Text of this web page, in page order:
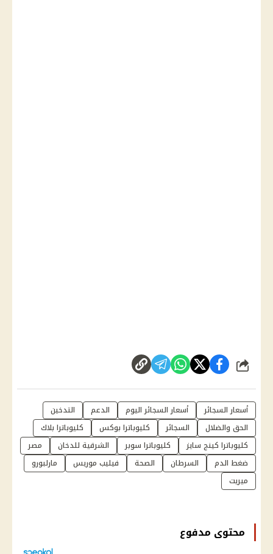
شارك
أسعار السجائر أسعار السجائر اليوم الدعم
التدخين
الحق والضلال
السجائر كليوباترا بوكس
كليوباترا بلاك
كليوباترا كينج سايز
كليوباترا سوبر الشرقية للدخان
مصر
ضغط الدم
السرطان الصحة فيليب موريس
مارلبورو
ميريت
محتوى مدفوع